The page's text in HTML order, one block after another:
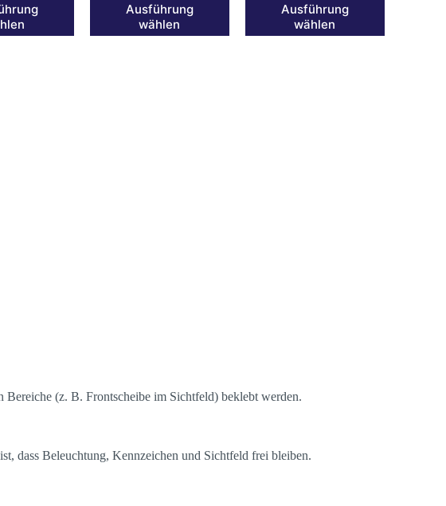
Ausführung
wählen
Ausführung
wählen
Bereiche (z. B. Frontscheibe im Sichtfeld) beklebt werden.
dass Beleuchtung, Kennzeichen und Sichtfeld frei bleiben.